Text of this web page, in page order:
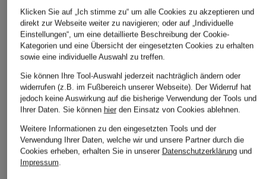
BELIEBTE ARTIKEL DIESER MARKE
Klicken Sie auf „Ich stimme zu“ um alle Cookies zu akzeptieren und
direkt zur Webseite weiter zu navigieren; oder auf „Individuelle
Einstellungen“, um eine detaillierte Beschreibung der Cookie-
Kategorien und eine Übersicht der eingesetzten Cookies zu erhalten
sowie eine individuelle Auswahl zu treffen.
Sie können Ihre Tool-Auswahl jederzeit nachträglich ändern oder
widerrufen (z.B. im Fußbereich unserer Webseite). Der Widerruf hat
jedoch keine Auswirkung auf die bisherige Verwendung der Tools und
Ihrer Daten. Sie können hierden Einsatz von Cookies ablehnen.
Weitere Informationen zu den eingesetzten Tools und der
Verwendung Ihrer Daten, welche wir und unsere Partner durch die
Cookies erheben, erhalten Sie in unserer Datenschutzerklärungund
Impressum.